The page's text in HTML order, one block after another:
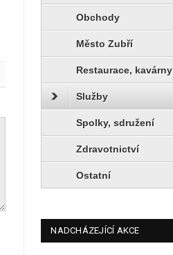
Obchody
Město Zubří
Restaurace, kavárny
Služby
Spolky, sdružení
Zdravotnictví
Ostatní
NADCHÁZEJÍCÍ AKCE